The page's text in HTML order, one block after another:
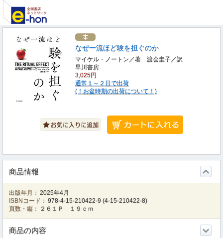
なぜ一流ほど験を担ぐのか
マイケル・ノートン／著 渡会圭子／訳
早川書房
3,025円
通常１～２日で出荷
(！お盆時期の出荷について！)
商品情報
出版年月： 2025年4月
ISBNコード： 978-4-15-210422-9 (4-15-210422-8)
頁数・縦：
２６１Ｐ １９ｃｍ
商品の内容